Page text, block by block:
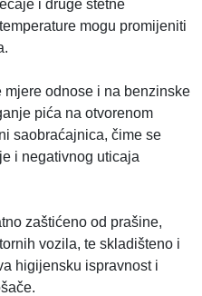
i druge štetne
mogu promijeniti
odnose i na benzinske
pića na otvorenom
saobraćajnica, čime se
i negativnog uticaja
zaštićeno od prašine,
vozila, te skladišteno i
higijensku ispravnost i